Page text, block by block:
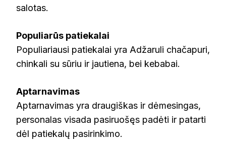
salotas.
Populiarūs patiekalai
Populiariausi patiekalai yra Adžaruli chačapuri,
chinkali su sūriu ir jautiena, bei kebabai.
Aptarnavimas
Aptarnavimas yra draugiškas ir dėmesingas,
personalas visada pasiruošęs padėti ir patarti
dėl patiekalų pasirinkimo.